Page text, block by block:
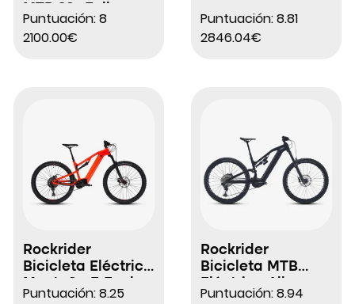
Suspensión
Puntuación: 8
2100.00€
Puntuación: 8.81
2846.04€
Rockrider
Bicicleta Eléctrica
520 S 29″
Puntuación: 8.25
Rockrider
Bicicleta MTB
Mountain E-Feel
Puntuación: 8.94